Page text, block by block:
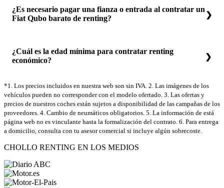
¿Es necesario pagar una fianza o entrada al contratar un
Fiat Qubo barato de renting?
¿Cuál es la edad mínima para contratar renting
económico?
*1. Los precios incluidos en nuestra web son sin IVA. 2. Las imágenes de los
vehículos pueden no corresponder con el modelo ofertado. 3. Las ofertas y
precios de nuestros coches están sujetos a disponibilidad de las campañas de los
proveedores. 4. Cambio de neumáticos obligatorios. 5. La información de está
página web no es vinculante hasta la formalización del contrato. 6. Para entrega
a domicilio, consulta con tu asesor comercial si incluye algún sobrecoste.
CHOLLO RENTING EN LOS MEDIOS